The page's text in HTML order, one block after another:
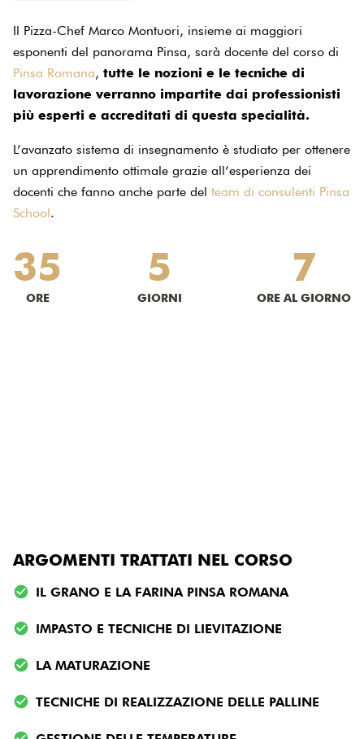
Il Pizza-Chef Marco Montuori, insieme ai maggiori
esponenti del panorama Pinsa, sarà docente del corso di
Pinsa Romana, tutte le nozioni e le tecniche di
lavorazione verranno impartite dai professionisti
più esperti e accreditati di questa specialità.
L’avanzato sistema di insegnamento è studiato per ottenere
un apprendimento ottimale grazie all’esperienza dei
docenti che fanno anche parte del team di consulenti Pinsa
School.
35
ORE
5
GIORNI
7
ORE AL GIORNO
ARGOMENTI TRATTATI NEL CORSO
IL GRANO E LA FARINA PINSA ROMANA
IMPASTO E TECNICHE DI LIEVITAZIONE
LA MATURAZIONE
TECNICHE DI REALIZZAZIONE DELLE PALLINE